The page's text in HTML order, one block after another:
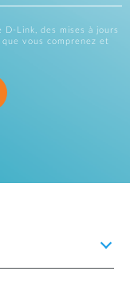
Link, des mises à jours
vous comprenez et